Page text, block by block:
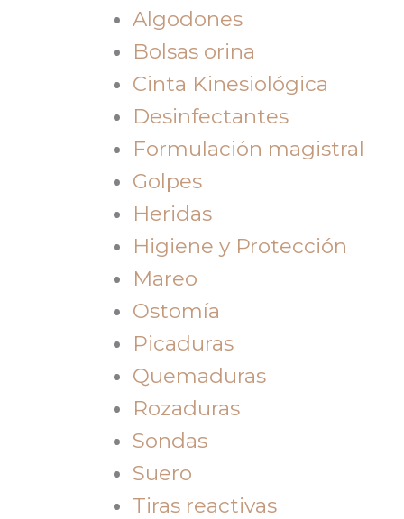
Algodones
Bolsas orina
Cinta Kinesiológica
Desinfectantes
Formulación magistral
Golpes
Heridas
Higiene y Protección
Mareo
Ostomía
Picaduras
Quemaduras
Rozaduras
Sondas
Suero
Tiras reactivas